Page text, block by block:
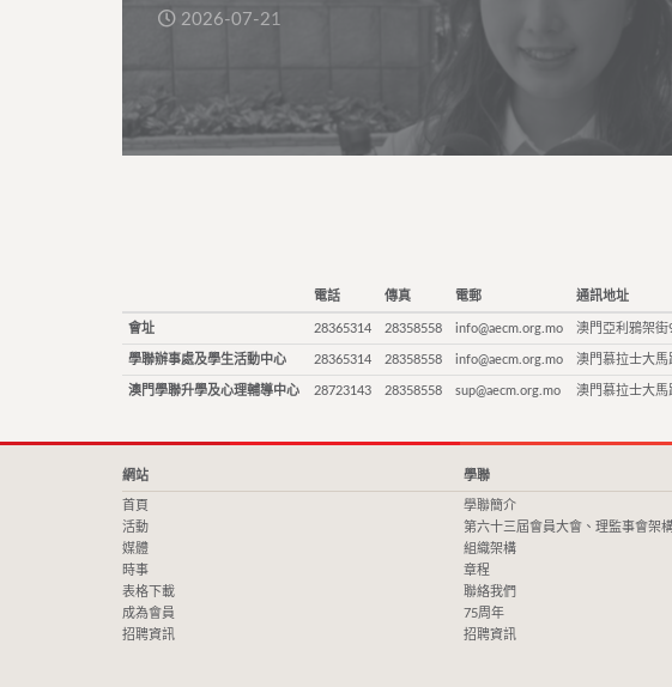
2026-07-21
電話 傳真 電郵 通訊地址
會址 28365314 28358558 info@aecm.org.mo 澳門亞利鴉架街
學聯辦事處及學生活動中心 28365314 28358558 info@aecm.org.mo 澳門慕拉士大馬
澳門學聯升學及心理輔導中心 28723143 28358558 sup@aecm.org.mo 澳門慕拉士大馬
網站
首頁
活動
媒體
時事
表格下載
成為會員
招聘資訊
學聯
學聯簡介
第六十三屆會員大會、理監事會架
組織架構
章程
聯絡我們
75周年
招聘資訊